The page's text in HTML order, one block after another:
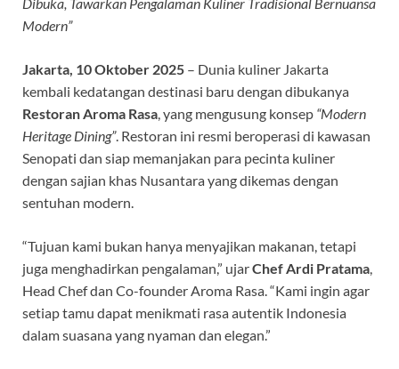
Modern”
Jakarta, 10 Oktober 2025 – Dunia kuliner Jakarta
kembali kedatangan destinasi baru dengan dibukanya
Restoran Aroma Rasa, yang mengusung konsep “Modern
Heritage Dining”. Restoran ini resmi beroperasi di kawasan
Senopati dan siap memanjakan para pecinta kuliner
dengan sajian khas Nusantara yang dikemas dengan
sentuhan modern.
“Tujuan kami bukan hanya menyajikan makanan, tetapi
juga menghadirkan pengalaman,” ujarChef Ardi Pratama,
Head Chef dan Co-founder Aroma Rasa. “Kami ingin agar
setiap tamu dapat menikmati rasa autentik Indonesia
dalam suasana yang nyaman dan elegan.”